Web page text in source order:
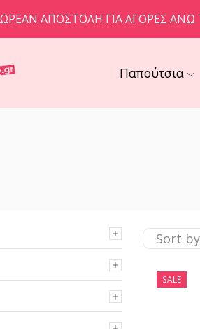
ΑΠΟΣΤΟΛΉ ΓΙΑ ΑΓΟΡΈΣ ΆΝΩ
Παπούτσια
SALE